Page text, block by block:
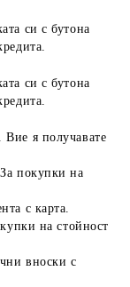
си с бутона
си с бутона
я получавате
покупки на
с карта.
на стойност
вноски с